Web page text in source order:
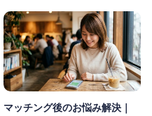
マッチング後のお悩み解決｜